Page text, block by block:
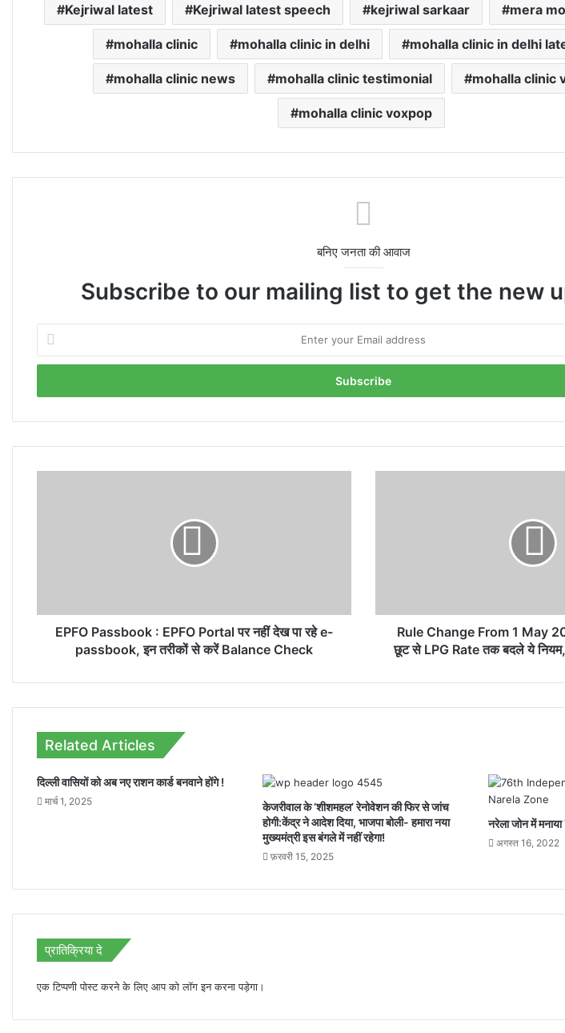
Kejriwal latest Kejriwal latest speech kejriwal sarkaar mera
mohalla clinic mohalla clinic in delhi mohalla clinic in delhi
mohalla clinic news mohalla clinic testimonial mohalla clinic
mohalla clinic voxpop
बनिए जनता की आवाज
Subscribe to our mailing list to get the new
Enter
your
Email
पा
इन
करें
Balance
EPFO Passbook : EPFO Portal पर नहीं देख पा रहे e-
passbook, इन तरीकों से करें Balance Check
में
Rate
कितनी
राहत
Rule Change From 1 May
छूट से LPG Rate तक बदले ये नियम,
Related Articles
दिल्ली वासियों को अब नए राशन कार्ड बनवाने होंगे !
मार्च 1, 2025
केजरीवाल के ‘शीशमहल’ रेनोवेशन की फिर से जांच
होगी:केंद्र ने आदेश दिया, भाजपा बोली- हमारा नया
मुख्यमंत्री इस बंगले में नहीं रहेगा!
फ़रवरी 15, 2025
नरेला जोन में
अगस्त 16, 2022
प्रातिक्रिया दे
एक टिप्पणी पोस्ट करने के लिए आप कोलॉग इनकरना पड़ेगा।